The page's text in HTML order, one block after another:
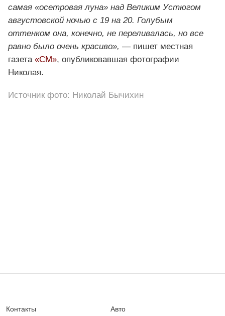
самая «осетровая луна» над Великим Устюгом
августовской ночью с 19 на 20. Голубым
оттенком она, конечно, не переливалась, но все
равно было очень красиво», — пишет местная
газета «СМ», опубликовавшая фотографии
Николая.
Источник фото: Николай Бычихин
Контакты Авто